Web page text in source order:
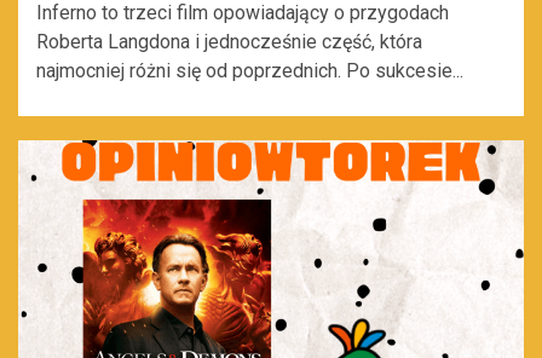
Inferno to trzeci film opowiadający o przygodach
Roberta Langdona i jednocześnie część, która
najmocniej różni się od poprzednich. Po sukcesie...